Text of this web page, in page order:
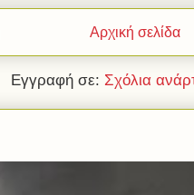
Αρχική σελίδα
Εγγραφή σε: Σχόλια